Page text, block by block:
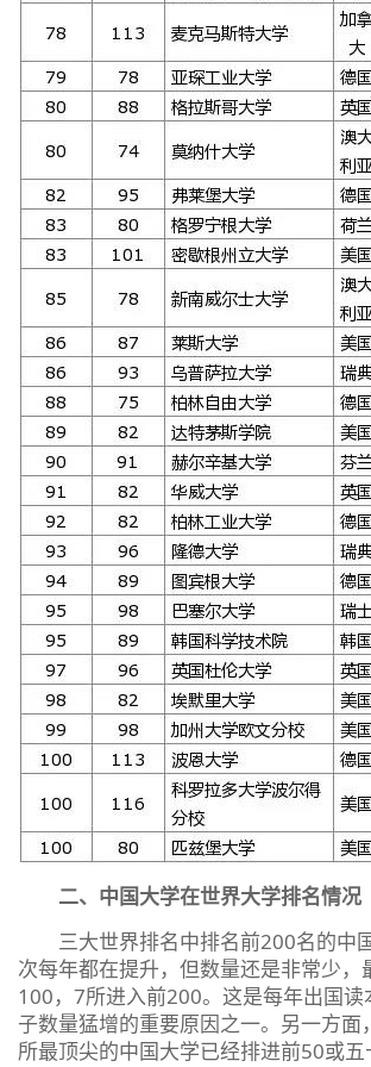
二、中国大学在世界大学排名情况
三大世界排名中排名前200名的中
次每年都在提升，但数量还是非常少，
100，7所进入前200。这是每年出国读
子数量猛增的重要原因之一。另一方面
所最顶尖的中国大学已经排进前50或五